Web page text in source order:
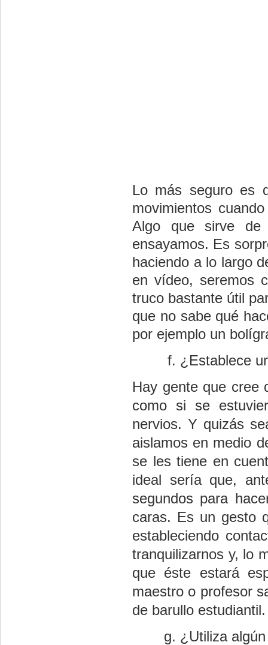
Lo más seguro es
movimientos
Algo que sirve de
ensayamos. Es
haciendo a lo largo
en vídeo, seremos
truco bastante útil
que no sabe qué
por ejemplo un
¿Establece
Hay gente que cree
como si se
nervios. Y quizás
aislamos en medio
se les tiene en
ideal sería que,
segundos para
caras. Es un gesto
estableciendo
tranquilizarnos y, lo
que éste estará
maestro o profesor
de barullo estudiantil.
¿Utiliza